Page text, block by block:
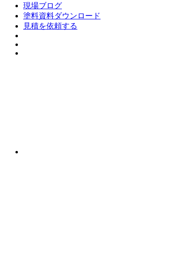
現場ブログ
塗料資料ダウンロード
見積を依頼する